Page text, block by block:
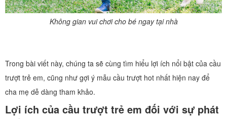
Không gian vui chơi cho bé ngay tại nhà
Trong bài viết này, chúng ta sẽ cùng tìm hiểu lợi ích nổi bật của cầu
trượt trẻ em, cũng như gợi ý mẫu cầu trượt hot nhất hiện nay để
cha mẹ dễ dàng tham khảo.
Lợi ích của cầu trượt trẻ em đối với sự phát